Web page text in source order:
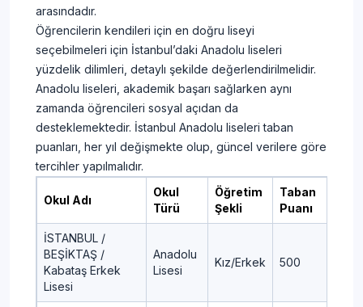
arasındadır.
Öğrencilerin kendileri için en doğru liseyi
seçebilmeleri için İstanbul’daki Anadolu liseleri
yüzdelik dilimleri, detaylı şekilde değerlendirilmelidir.
Anadolu liseleri, akademik başarı sağlarken aynı
zamanda öğrencileri sosyal açıdan da
desteklemektedir. İstanbul Anadolu liseleri taban
puanları, her yıl değişmekte olup, güncel verilere göre
tercihler yapılmalıdır.
Okul Adı
Okul
Türü
Öğretim
Şekli
Taban
Puanı
İSTANBUL /
BEŞİKTAŞ /
Kabataş Erkek
Lisesi
Anadolu
Lisesi
Kız/Erkek 500